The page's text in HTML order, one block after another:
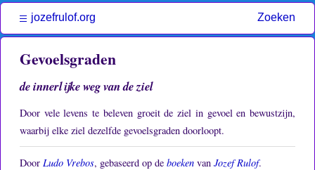
jozefrulof.org Zoeken
Gevoelsgraden
de innerlijke weg van de ziel
Door vele levens te beleven groeit de ziel in gevoel en bewustzijn,
waarbij elke ziel dezelfde gevoelsgraden doorloopt.
Door Ludo Vrebos, gebaseerd op de boekenvan Jozef Rulof.